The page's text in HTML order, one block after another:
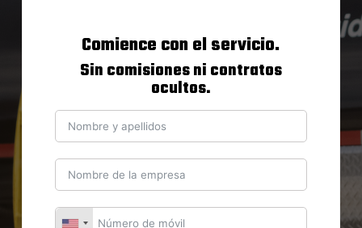
Comience con el servicio.
Sin comisiones ni contratos
ocultos.